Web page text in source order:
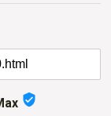
verified_user